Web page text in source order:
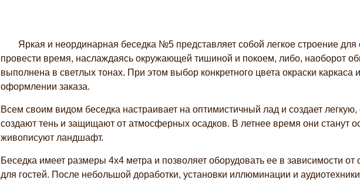
Яркая и неординарная беседка №5 представляет собой легкое строение
провести время, наслаждаясь окружающей тишиной и покоем, либо, наоборот
выполнена в светлых тонах. При этом выбор конкретного цвета окраски каркаса
оформлении заказа.
Всем своим видом беседка настраивает на оптимистичный лад и создает
создают тень и защищают от атмосферных осадков. В летнее время они станут
живописуют ландшафт.
Беседка имеет размеры 4х4 метра и позволяет оборудовать ее в зависимости
для гостей. После небольшой доработки, установки иллюминации и